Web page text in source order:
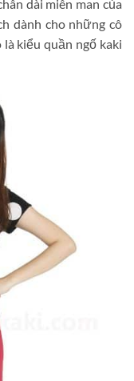
dài miên man của
dành cho những cô
kiểu quần ngố kaki